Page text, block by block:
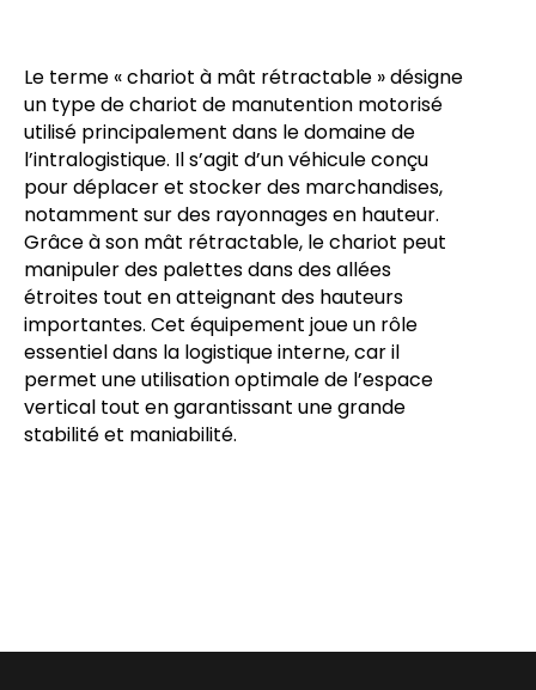
Le terme « chariot à mât rétractable » désigne
un type de chariot de manutention motorisé
utilisé principalement dans le domaine de
l’intralogistique. Il s’agit d’un véhicule conçu
pour déplacer et stocker des marchandises,
notamment sur des rayonnages en hauteur.
Grâce à son mât rétractable, le chariot peut
manipuler des palettes dans des allées
étroites tout en atteignant des hauteurs
importantes. Cet équipement joue un rôle
essentiel dans la logistique interne, car il
permet une utilisation optimale de l’espace
vertical tout en garantissant une grande
stabilité et maniabilité.